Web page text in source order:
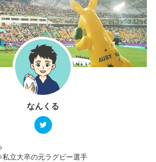
なんくる
立大卒の元ラグビー選手